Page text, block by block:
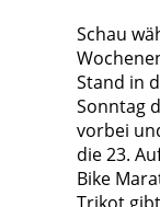
Schau
Stand in
Sonntag
vorbei
die 23.
Bike